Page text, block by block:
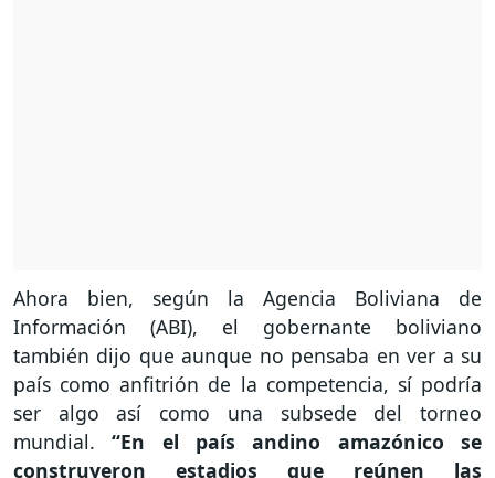
Ahora bien, según la Agencia Boliviana de
Información (ABI), el gobernante boliviano
también dijo que aunque no pensaba en ver a su
país como anfitrión de la competencia, sí podría
ser algo así como una subsede del torneo
mundial.“En el país andino amazónico se
construyeron estadios que reúnen las